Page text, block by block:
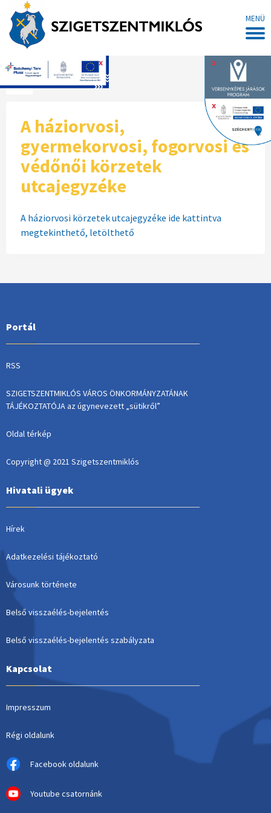
MENÜ
x
x
x
Főoldal
A háziorvosi,
gyermekorvosi, fogorvosi és
védőnői körzetek
utcajegyzéke
A háziorvosi körzetek utcajegyzéke ide kattintva
megtekinthető, letölthető
Portál
RSS
SZIGETSZENTMIKLÓS VÁROS ÖNKORMÁNYZATÁNAK
TÁJÉKOZTATÓJA az úgynevezett „sütikről”
Oldal térkép
Copyright @ 2021 Szigetszentmiklós
Hivatali ügyek
Hírek
Adatkezelési tájékoztató
Városunk története
Belső visszaélés-bejelentés
Belső visszaélés-bejelentés szabályzata
Kapcsolat
Impresszum
Régi oldalunk
Facebook oldalunk
Youtube csatornánk